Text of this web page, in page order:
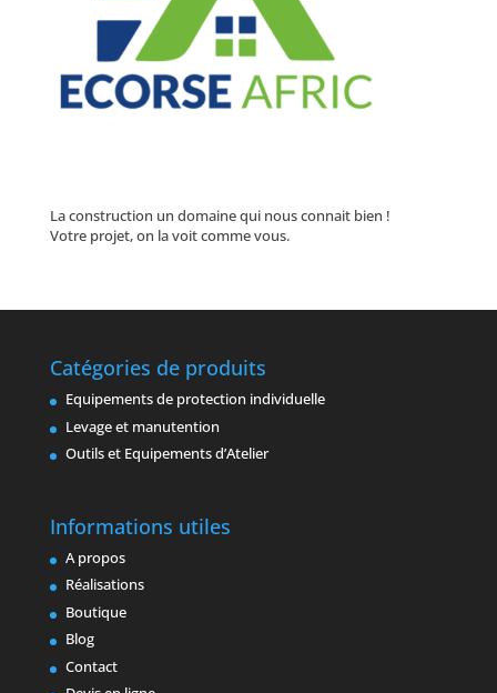
La construction un domaine qui nous connait bien !
Votre projet, on la voit comme vous.
Catégories de produits
Equipements de protection individuelle
Levage et manutention
Outils et Equipements d’Atelier
Informations utiles
A propos
Réalisations
Boutique
Blog
Contact